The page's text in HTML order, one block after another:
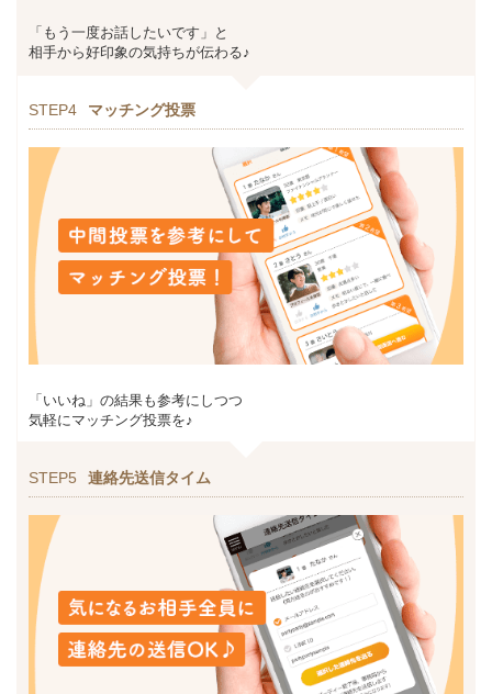
「もう一度お話したいです」と
相手から好印象の気持ちが伝わる♪
STEP4 マッチング投票
「いいね」の結果も参考にしつつ
気軽にマッチング投票を♪
STEP5 連絡先送信タイム